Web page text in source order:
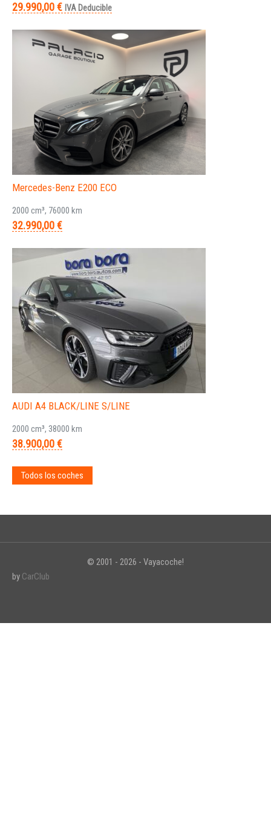
29.990,00 € IVA Deducible
Mercedes-Benz E200 ECO
2000 cm³, 76000 km
32.990,00 €
AUDI A4 BLACK/LINE S/LINE
2000 cm³, 38000 km
38.900,00 €
Todos los coches
© 2001 - 2026 - Vayacoche!
by CarClub